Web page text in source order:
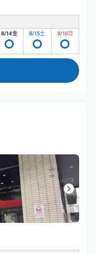
8/14金 8/15土 8/16日